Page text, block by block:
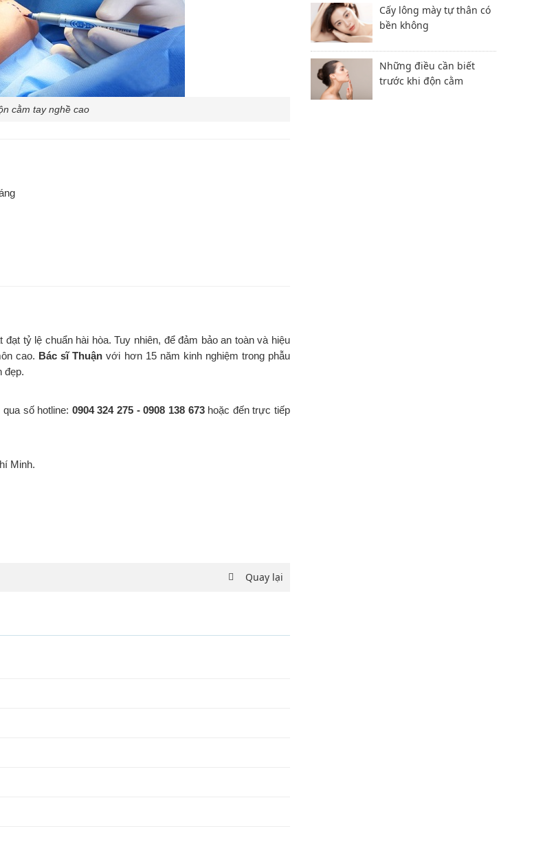
cằm tay nghề cao
tỷ lệ chuẩn hài hòa. Tuy nhiên, để đảm bảo an toàn và hiệu
cao. Bác sĩ Thuận với hơn 15 năm kinh nghiệm trong phẫu
đẹp.
số hotline: 0904 324 275 - 0908 138 673hoặc đến trực tiếp
Minh.
Quay lại
Cấy lông mày tự thân có
bền không
Những điều cần biết
trước khi độn cằm